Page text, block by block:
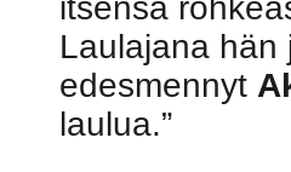
itsensä
Laulajana
edesmennyt
laulua.”